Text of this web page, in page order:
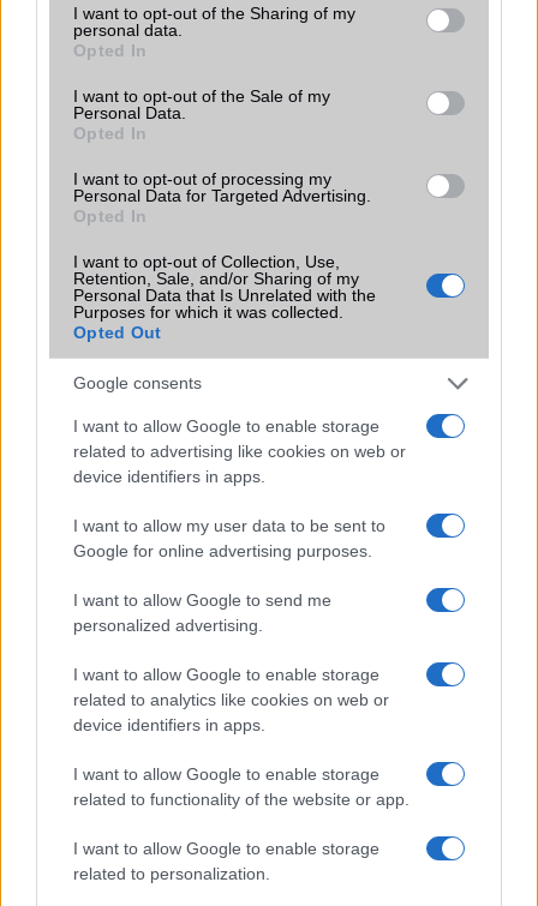
not limited to your visit or usage behaviour. You may click to
grant or deny consent to Google and its third-party tags to
use your data for below specified purposes in below Google
consent section.
I want to opt-out of the Sharing of my
personal data.
Opted In
I want to opt-out of the Sale of my
Personal Data.
Opted In
I want to opt-out of processing my
Personal Data for Targeted Advertising.
Opted In
I want to opt-out of Collection, Use,
Retention, Sale, and/or Sharing of my
Personal Data that Is Unrelated with the
Purposes for which it was collected.
Opted Out
Google consents
I want to allow Google to enable storage
related to advertising like cookies on web or
device identifiers in apps.
I want to allow my user data to be sent to
Google for online advertising purposes.
I want to allow Google to send me
personalized advertising.
I want to allow Google to enable storage
related to analytics like cookies on web or
device identifiers in apps.
I want to allow Google to enable storage
related to functionality of the website or app.
I want to allow Google to enable storage
related to personalization.
Új és Használt GSM kiemelt ajánlatok
Samsung Galaxy S26 Ultra
Nelly GSM
Euro Gsm